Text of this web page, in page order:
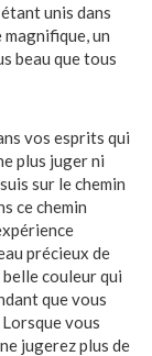
unis dans
un
beau que tous
vos esprits qui
plus juger ni
sur le chemin
ce chemin
précieux de
belle couleur qui
que vous
vous
jugerez plus de